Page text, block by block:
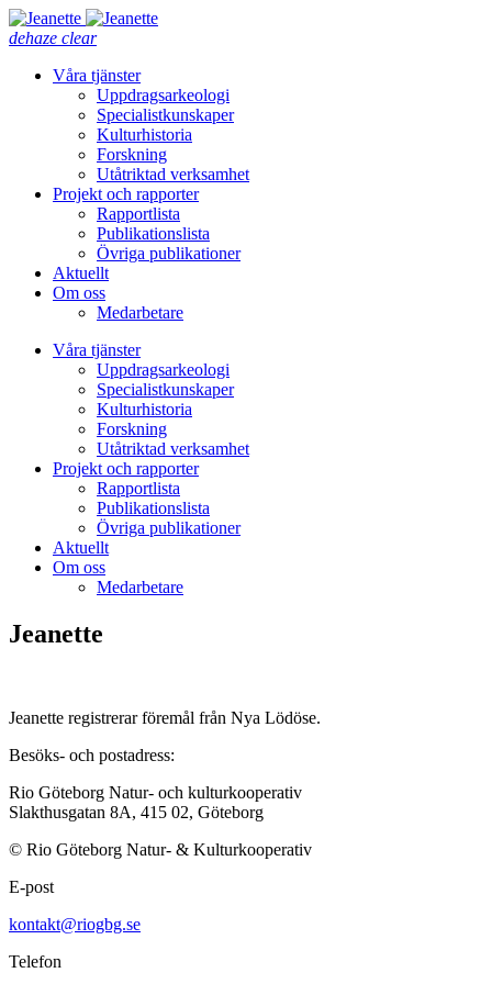
dehaze clear
Våra tjänster
Uppdragsarkeologi
Specialistkunskaper
Kulturhistoria
Forskning
Utåtriktad verksamhet
Projekt och rapporter
Rapportlista
Publikationslista
Övriga publikationer
Aktuellt
Om oss
Medarbetare
Våra tjänster
Uppdragsarkeologi
Specialistkunskaper
Kulturhistoria
Forskning
Utåtriktad verksamhet
Projekt och rapporter
Rapportlista
Publikationslista
Övriga publikationer
Aktuellt
Om oss
Medarbetare
Jeanette
Jeanette registrerar föremål från Nya Lödöse.
Besöks- och postadress:
Rio Göteborg Natur- och kulturkooperativ
Slakthusgatan 8A, 415 02, Göteborg
© Rio Göteborg Natur- & Kulturkooperativ
E-post
kontakt@riogbg.se
Telefon